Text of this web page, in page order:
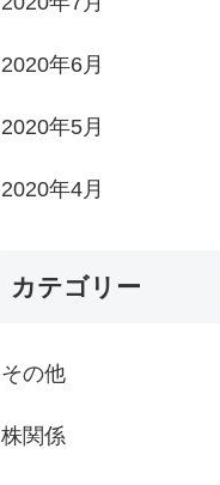
2020年6月
2020年5月
2020年4月
カテゴリー
その他
株関係